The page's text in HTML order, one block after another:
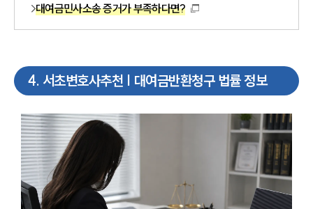
대여금민사소송 증거가 부족하다면?
4. 서초변호사추천 | 대여금반환청구 법률 정보